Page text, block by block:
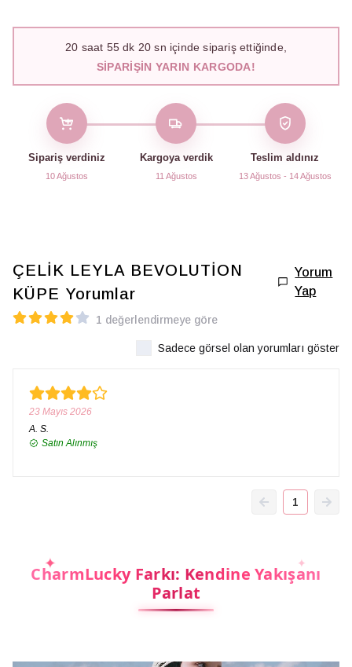
20 saat 55dk 19 sn içinde sipariş ettiğinde,
SIPARIŞIN YARIN KARGODA!
Sipariş verdiniz
10 Ağustos
Kargoya verdik
11 Ağustos
Teslim aldınız
13 Ağustos - 14 Ağustos
ÇELİK LEYLA BEVOLUTİON
KÜPE Yorumlar
Yorum
Yap
1 değerlendirmeye göre
Sadece görsel olan yorumları göster
23 Mayıs 2026
A. S.
Satın Alınmış
1
CharmLucky Farkı: Kendine Yakışanı
Parlat